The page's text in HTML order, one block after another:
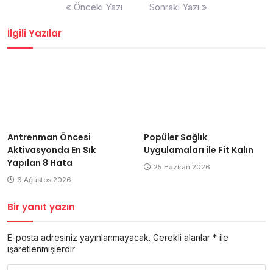
« Önceki Yazı Sonraki Yazı »
İlgili Yazılar
Antrenman Öncesi
Aktivasyonda En Sık
Yapılan 8 Hata
6 Ağustos 2026
Popüler Sağlık
Uygulamaları ile Fit Kalın
25 Haziran 2026
Bir yanıt yazın
E-posta adresiniz yayınlanmayacak. Gerekli alanlar * ile
işaretlenmişlerdir